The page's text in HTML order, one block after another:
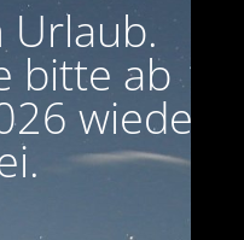
Urlaub.
bitte ab
wieder